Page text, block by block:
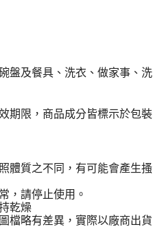
盤及餐具、洗衣、做家事、洗
期限，商品成分皆標示於包裝
體質之不同，有可能會產生搔
，請停止使用。
乾燥
檔略有差異，實際以廠商出貨